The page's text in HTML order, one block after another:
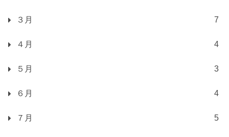
３月 7
４月 4
５月 3
６月 4
７月 5